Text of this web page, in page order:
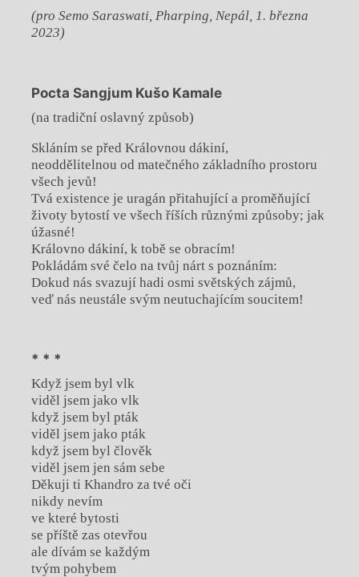
(pro Semo Saraswati, Pharping, Nepál, 1. března
2023)
Pocta Sangjum Kušo Kamale
(na tradiční oslavný způsob)
Skláním se před Královnou dákiní,
neoddělitelnou od matečného základního prostoru
všech jevů!
Tvá existence je uragán přitahující a proměňující
životy bytostí ve všech říších různými způsoby; jak
úžasné!
Královno dákiní, k tobě se obracím!
Pokládám své čelo na tvůj nárt s poznáním:
Dokud nás svazují hadi osmi světských zájmů,
veď nás neustále svým neutuchajícím soucitem!
* * *
Když jsem byl vlk
viděl jsem jako vlk
když jsem byl pták
viděl jsem jako pták
když jsem byl člověk
viděl jsem jen sám sebe
Děkuji ti Khandro za tvé oči
nikdy nevím
ve které bytosti
se příště zas otevřou
ale dívám se každým
tvým pohybem